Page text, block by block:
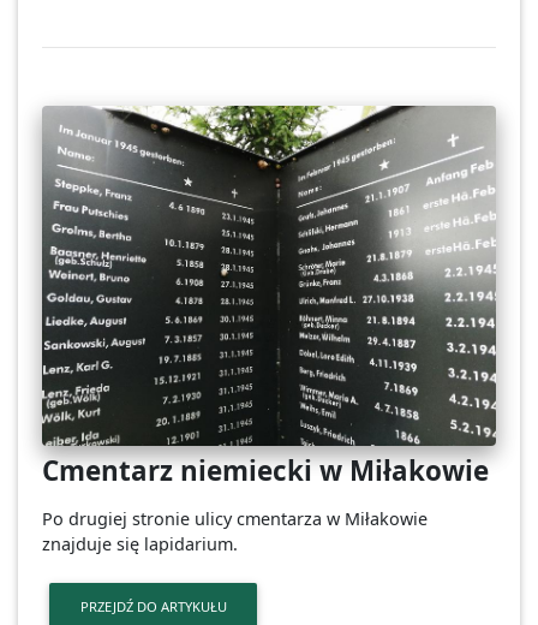
Cmentarz niemiecki w Miłakowie
Po drugiej stronie ulicy cmentarza w Miłakowie
znajduje się lapidarium.
PRZEJDŹ DO ARTYKUŁU